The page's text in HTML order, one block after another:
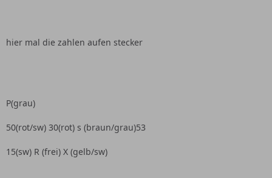
hier mal die zahlen aufen stecker
P(grau)
50(rot/sw) 30(rot) s (braun/grau)53
15(sw) R (frei) X (gelb/sw)